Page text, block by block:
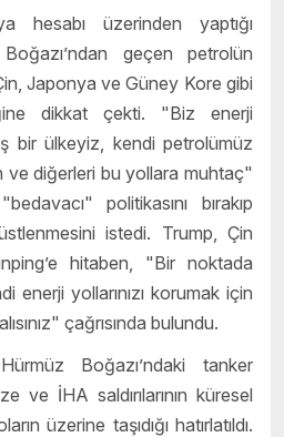
hesabı üzerinden yaptığı
geçen petrolün
Japonya ve Güney Kore gibi
dikkat çekti. "Biz enerji
bir ülkeyiz, kendi petrolümüz
diğerleri bu yollara muhtaç"
politikasını bırakıp
istedi. Trump, Çin
hitaben, "Bir noktada
enerji yollarınızı korumak için
çağrısında bulundu.
Boğazı’ndaki tanker
ve İHA saldırılarının küresel
üzerine taşıdığı hatırlatıldı.